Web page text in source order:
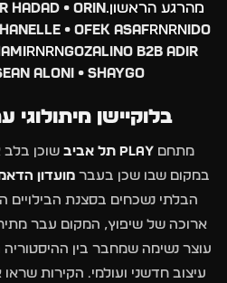
מהרגע הראשון.rnrn HADAD • ORIN
• OFEK ASAFrnrn IDO
rnrnGOZALINO B2B ADIR
ALONI • SHAYGO
בלוקיישן
מתחם PLAY תל אביב
שוכן בלב
במקום שבו שכן בעבר מועדון
הבלתי נשכחים בסצנת
ארוכה של שיפוץ, המקום עבר
עוצר נשימה שמחבר בין ההיסטוריה
עיצוב חדשני ועולמי. הקירות שראו